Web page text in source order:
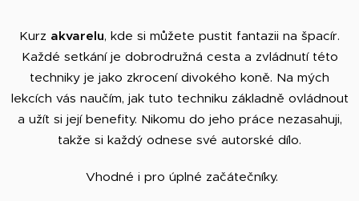
Kurz akvarelu, kde si můžete pustit fantazii na špacír.
Každé setkání je dobrodružná cesta a zvládnutí této
techniky je jako zkrocení divokého koně. Na mých
lekcích vás naučím, jak tuto techniku základně ovládnout
a užít si její benefity. Nikomu do jeho práce nezasahuji,
takže si každý odnese své autorské dílo.
Vhodné i pro úplné začátečníky.